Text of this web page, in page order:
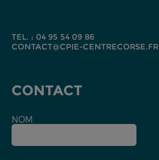
TEL. : 04 95 54 09 86
CONTACT@CPIE-CENTRECORSE.FR
CONTACT
NOM